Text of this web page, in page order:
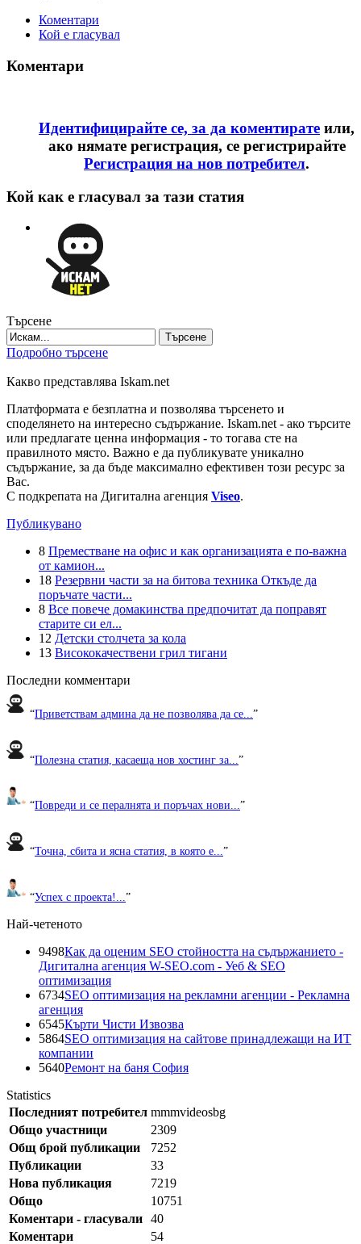
Коментари
Кой е гласувал
Коментари
Идентифицирайте се, за да коментирате или,
ако нямате регистрация, се регистрирайте
Регистрация на нов потребител.
Кой как е гласувал за тази статия
Търсене
Търсене
Подробно търсене
Какво представлява Iskam.net
Платформата е безплатна и позволява търсенето и
споделянето на интересно съдържание. Iskam.net - ако търсите
или предлагате ценна информация - то тогава сте на
правилното място. Важно е да публикувате уникално
съдържание, за да бъде максимално ефективен този ресурс за
Вас.
С подкрепата на Дигитална агенция Viseo.
Публикувано
8 Преместване на офис и как организацията е по-важна
от камион...
18 Резервни части за на битова техника Откъде да
поръчате части...
8 Все повече домакинства предпочитат да поправят
старите си ел...
12 Детски столчета за кола
13 Висококачествени грил тигани
Последни комментари
“Приветствам админа да не позволява да се... ”
“Полезна статия, касаеща нов хостинг за... ”
“Повреди и се пералнята и поръчах нови...”
“Точна, сбита и ясна статия, в която е... ”
“Успех с проекта!... ”
Най-четеното
9498Как да оценим SEO стойността на съдържанието -
Дигитална агенция W-SEO.com - Уеб & SEO
оптимизация
6734SEO оптимизация на рекламни агенции - Рекламна
агенция
6545Кърти Чисти Извозва
5864SEO оптимизация на сайтове принадлежащи на ИТ
компании
5640Ремонт на баня София
Statistics
Последният потребител mmmvideosbg
Общо участници
2309
Общ брой публикации
7252
Публикации
33
Нова публикация
7219
Общо
10751
Коментари - гласували 40
Коментари
54